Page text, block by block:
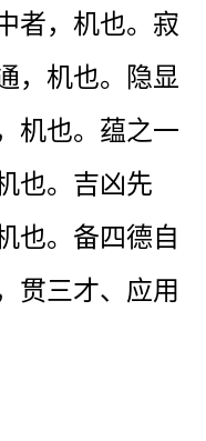
者，机也。寂
，机也。隐显
机也。蕴之一
也。吉凶先
也。备四德自
贯三才、应用